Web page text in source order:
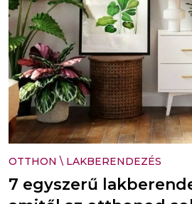
OTTHON \ LAKBERENDEZÉS
7 egyszerű